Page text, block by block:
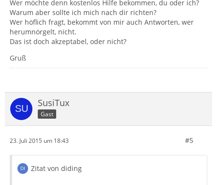
Wer möchte denn kostenlos Hilfe bekommen, du oder ich?
Warum aber sollte ich mich nach dir richten?
Wer höflich fragt, bekommt von mir auch Antworten, wer
herumnörgelt, nicht.
Das ist doch akzeptabel, oder nicht?
Gruß
SusiTux
Gast
23. Juli 2015 um 18:43 #5
Zitat von diding